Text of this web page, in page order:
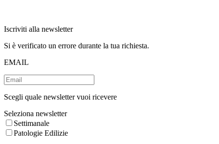
Iscriviti alla newsletter
Si è verificato un errore durante la tua richiesta.
EMAIL
Scegli quale newsletter vuoi ricevere
Seleziona newsletter
Settimanale
Patologie Edilizie